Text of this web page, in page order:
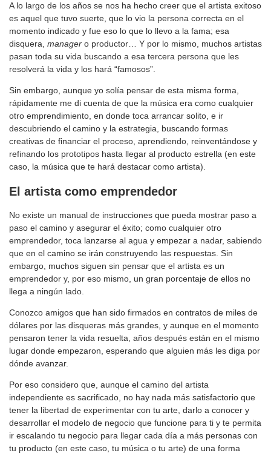
A lo largo de los años se nos ha hecho creer que el artista exitoso
es aquel que tuvo suerte, que lo vio la persona correcta en el
momento indicado y fue eso lo que lo llevo a la fama; esa
disquera, manager o productor… Y por lo mismo, muchos artistas
pasan toda su vida buscando a esa tercera persona que les
resolverá la vida y los hará “famosos”.
Sin embargo, aunque yo solía pensar de esta misma forma,
rápidamente me di cuenta de que la música era como cualquier
otro emprendimiento, en donde toca arrancar solito, e ir
descubriendo el camino y la estrategia, buscando formas
creativas de financiar el proceso, aprendiendo, reinventándose y
refinando los prototipos hasta llegar al producto estrella (en este
caso, la música que te hará destacar como artista).
El artista como emprendedor
No existe un manual de instrucciones que pueda mostrar paso a
paso el camino y asegurar el éxito; como cualquier otro
emprendedor, toca lanzarse al agua y empezar a nadar, sabiendo
que en el camino se irán construyendo las respuestas. Sin
embargo, muchos siguen sin pensar que el artista es un
emprendedor y, por eso mismo, un gran porcentaje de ellos no
llega a ningún lado.
Conozco amigos que han sido firmados en contratos de miles de
dólares por las disqueras más grandes, y aunque en el momento
pensaron tener la vida resuelta, años después están en el mismo
lugar donde empezaron, esperando que alguien más les diga por
dónde avanzar.
Por eso considero que, aunque el camino del artista
independiente es sacrificado, no hay nada más satisfactorio que
tener la libertad de experimentar con tu arte, darlo a conocer y
desarrollar el modelo de negocio que funcione para ti y te permita
ir escalando tu negocio para llegar cada día a más personas con
tu producto (en este caso, tu música o tu arte) de una forma